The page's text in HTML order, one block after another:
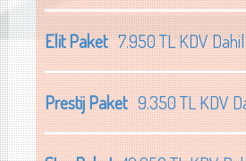
Elit Paket7.950 TL KDV Dahil
Prestij Paket9.350 TL KDV